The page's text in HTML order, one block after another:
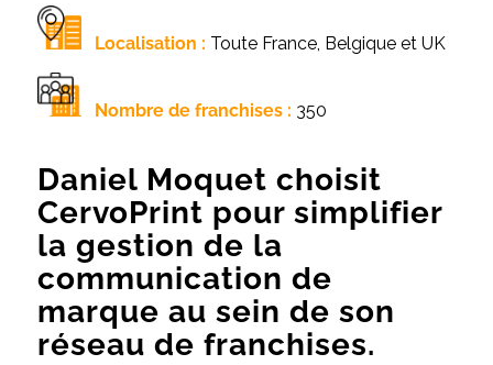
Localisation : Toute France, Belgique et UK
Nombre de franchises : 350
Daniel Moquet choisit
CervoPrint pour simplifier
la gestion de la
communication de
marque au sein de son
réseau de franchises.